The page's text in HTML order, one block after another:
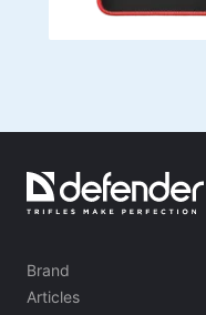
Brand
Articles